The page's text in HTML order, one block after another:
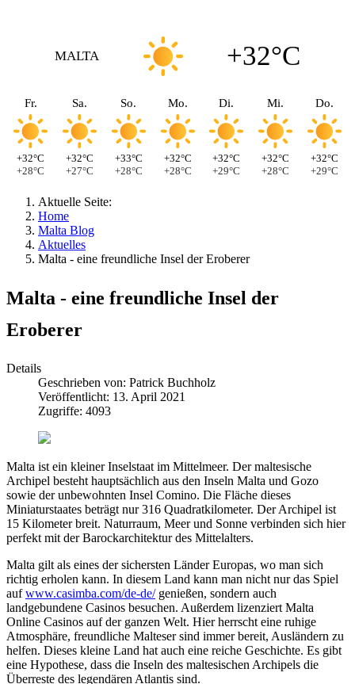
MALTA +32°C
Fr.
+32°C
+28°C
Sa.
+32°C
+27°C
So.
+33°C
+28°C
Mo.
+32°C
+28°C
Di.
+32°C
+29°C
Mi.
+32°C
+28°C
Do.
+32°C
+29°C
Aktuelle Seite:
Home
Malta Blog
Aktuelles
Malta - eine freundliche Insel der Eroberer
Malta - eine freundliche Insel der
Eroberer
Details
Geschrieben von: Patrick Buchholz
Veröffentlicht: 13. April 2021
Zugriffe: 4093
Malta ist ein kleiner Inselstaat im Mittelmeer. Der maltesische
Archipel besteht hauptsächlich aus den Inseln Malta und Gozo
sowie der unbewohnten Insel Comino. Die Fläche dieses
Miniaturstaates beträgt nur 316 Quadratkilometer. Der Archipel ist
15 Kilometer breit. Naturraum, Meer und Sonne verbinden sich hier
perfekt mit der Barockarchitektur des Mittelalters.
Malta gilt als eines der sichersten Länder Europas, wo man sich
richtig erholen kann. In diesem Land kann man nicht nur das Spiel
aufwww.casimba.com/de-de/genießen, sondern auch
landgebundene Casinos besuchen. Außerdem lizenziert Malta
Online Casinos auf der ganzen Welt. Hier herrscht eine ruhige
Atmosphäre, freundliche Malteser sind immer bereit, Ausländern zu
helfen. Dieses kleine Land hat auch eine reiche Geschichte. Es gibt
eine Hypothese, dass die Inseln des maltesischen Archipels die
Überreste des legendären Atlantis sind.